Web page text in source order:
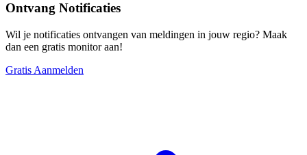
Ontvang Notificaties
Wil je notificaties ontvangen van meldingen in jouw regio? Maak
dan een gratis monitor aan!
Gratis Aanmelden